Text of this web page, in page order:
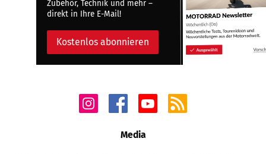
Zubehör, Technik und mehr –
direkt in Ihre E-Mail!
Kostenlos abonnieren
Media